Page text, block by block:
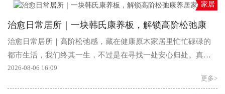
家居
治愈日常居所｜一块韩氏康养板，解锁高阶松弛康
治愈日常居所｜高阶松弛感，藏在健康原木家居里忙忙碌碌的
都市生活，我们终其一生，不过是在寻找一处安心归处。真正
的好家，从不是华丽的装修堆砌，而...
2026-08-06 16:09
更多>